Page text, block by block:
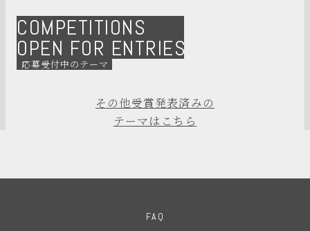
COMPETITIONS
OPEN FOR ENTRIES
応募受付中のテーマ
その他受賞発表済みの
テーマはこちら
FAQ